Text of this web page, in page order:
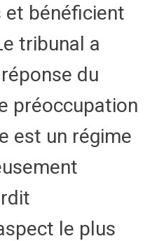
et bénéficient
tribunal a
du
préoccupation
est un régime
le plus